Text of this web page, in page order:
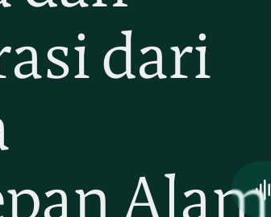
dari
Alam